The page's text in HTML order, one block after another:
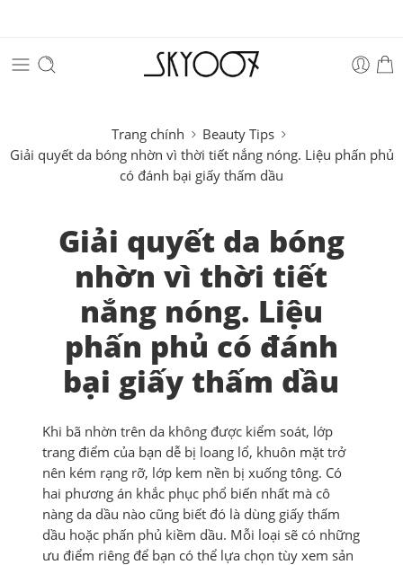
Trang chính
Beauty Tips
Giải quyết da bóng nhờn vì thời tiết nắng nóng. Liệu phấn phủ
có đánh bại giấy thấm dầu
Giải quyết da bóng
nhờn vì thời tiết
nắng nóng. Liệu
phấn phủ có đánh
bại giấy thấm dầu
Khi bã nhờn trên da không được kiểm soát, lớp
trang điểm của bạn dễ bị loang lổ, khuôn mặt trở
nên kém rạng rỡ, lớp kem nền bị xuống tông. Có
hai phương án khắc phục phổ biến nhất mà cô
nàng da dầu nào cũng biết đó là dùng giấy thấm
dầu hoặc phấn phủ kiềm dầu. Mỗi loại sẽ có những
ưu điểm riêng để bạn có thể lựa chọn tùy xem sản